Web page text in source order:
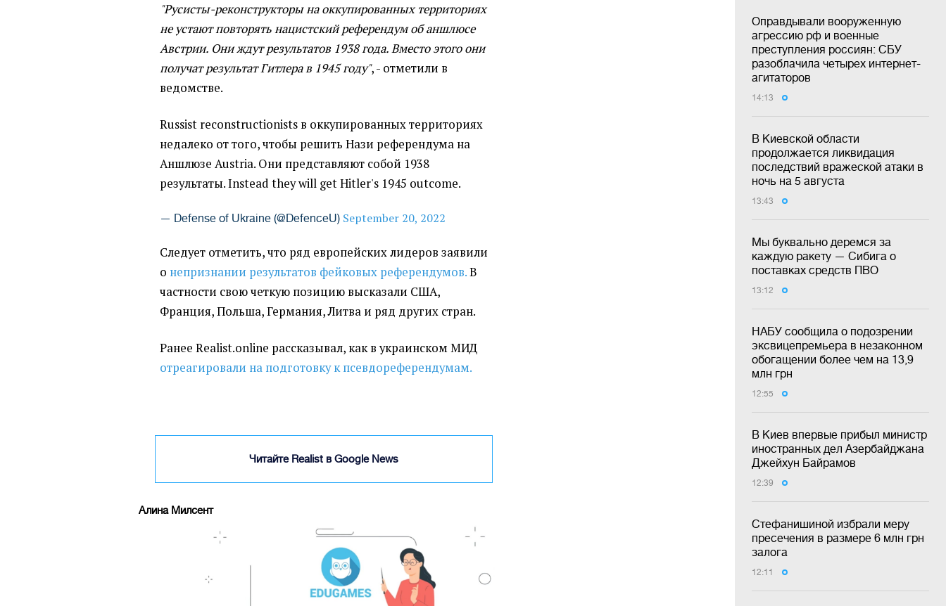
Оправдывали вооруженную
агрессию рф и военные
преступления россиян: СБУ
разоблачила четырех интернет-
агитаторов
14:13
В Киевской области
продолжается ликвидация
последствий вражеской атаки в
ночь на 5 августа
13:43
Мы буквально деремся за
каждую ракету — Сибига о
поставках средств ПВО
13:12
НАБУ сообщила о подозрении
эксвицепремьера в незаконном
обогащении более чем на 13,9
млн грн
12:55
В Киев впервые прибыл министр
иностранных дел Азербайджана
Джейхун Байрамов
12:39
Стефанишиной избрали меру
пресечения в размере 6 млн грн
залога
12:11
"Русисты-реконструкторы на оккупированных территориях
не устают повторять нацистский референдум об аншлюсе
Австрии. Они ждут результатов 1938 года. Вместо этого они
получат результат Гитлера в 1945 году", - отметили в
ведомстве.
Russist reconstructionists в оккупированных территориях
недалеко от того, чтобы решить Нази референдума на
Аншлюзе Austria. Они представляют собой 1938
результаты. Instead they will get Hitler's 1945 outcome.
— Defense of Ukraine (@DefenceU) September 20, 2022
Следует отметить, что ряд европейских лидеров заявили
о непризнании результатов фейковых референдумов.В
частности свою четкую позицию высказали США,
Франция, Польша, Германия, Литва и ряд других стран.
Ранее Realist.online рассказывал, как в украинском МИД
отреагировали на подготовку к псевдореферендумам.
Читайте Realist в Google News
Алина Милсент